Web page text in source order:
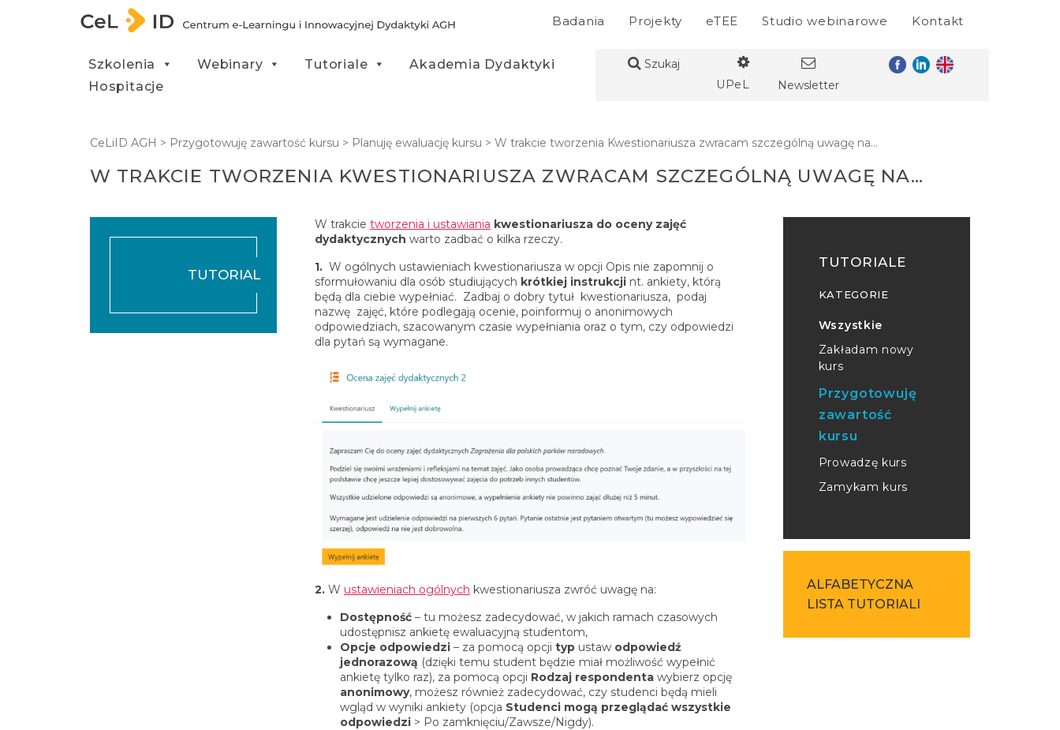
Badania Projekty eTEE Studio webinarowe Kontakt
Szkolenia Webinary Tutoriale
Akademia Dydaktyki
Hospitacje
Szukaj
UPeL
Newsletter
CeLiID AGH > Przygotowuję zawartość kursu > Planuję ewaluację kursu > W trakcie tworzenia Kwestionariusza zwracam szczególną uwagę na…
W TRAKCIE TWORZENIA KWESTIONARIUSZA ZWRACAM SZCZEGÓLNĄ UWAGĘ NA…
TUTORIAL
W trakcie tworzenia i ustawiania kwestionariusza do oceny zajęć
dydaktycznych warto zadbać o kilka rzeczy.
1. W ogólnych ustawieniach kwestionariusza w opcji Opis nie zapomnij o
sformułowaniu dla osób studiujących krótkiej instrukcji nt. ankiety, którą
będą dla ciebie wypełniać. Zadbaj o dobry tytuł kwestionariusza, podaj
nazwę zajęć, które podlegają ocenie, poinformuj o anonimowych
odpowiedziach, szacowanym czasie wypełniania oraz o tym, czy odpowiedzi
dla pytań są wymagane.
2. W ustawieniach ogólnych kwestionariusza zwróć uwagę na:
Dostępność – tu możesz zadecydować, w jakich ramach czasowych
udostępnisz ankietę ewaluacyjną studentom,
Opcje odpowiedzi – za pomocą opcji typ ustaw odpowiedź
jednorazową (dzięki temu student będzie miał możliwość wypełnić
ankietę tylko raz), za pomocą opcji Rodzaj respondenta wybierz opcję
anonimowy, możesz również zadecydować, czy studenci będą mieli
wgląd w wyniki ankiety (opcja Studenci mogą przeglądać wszystkie
odpowiedzi > Po zamknięciu/Zawsze/Nigdy).
TUTORIALE
KATEGORIE
Wszystkie
Zakładam nowy
kurs
Przygotowuję
zawartość
kursu
Prowadzę kurs
Zamykam kurs
ALFABETYCZNA
LISTA TUTORIALI